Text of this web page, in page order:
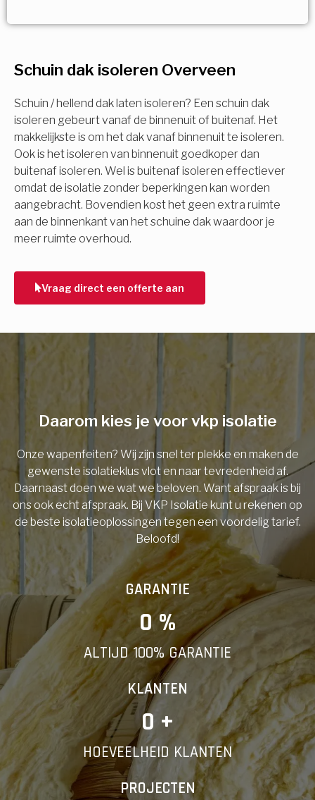
Schuin dak isoleren Overveen
Schuin / hellend dak laten isoleren? Een schuin dak
isoleren gebeurt vanaf de binnenuit of buitenaf. Het
makkelijkste is om het dak vanaf binnenuit te isoleren.
Ook is het isoleren van binnenuit goedkoper dan
buitenaf isoleren. Wel is buitenaf isoleren effectiever
omdat de isolatie zonder beperkingen kan worden
aangebracht. Bovendien kost het geen extra ruimte
aan de binnenkant van het schuine dak waardoor je
meer ruimte overhoud.
Vraag direct een offerte aan
Meerdere keuzes mogelijk
Isolatiemaatregel
Spouwisolatie
Vloerisolatie
Dakisolatie
Gevelisolatie
Vorige Volgende
subsidie!
Vul uw gegevens in en ontvang nu direct uw
berekening per mail.
Voornaam
Telefoonnummer
Vorige
Daarom kies je voor vkp isolatie
Onze wapenfeiten? Wij zijn snel ter plekke en maken de
gewenste isolatieklus vlot en naar tevredenheid af.
Daarnaast doen we wat we beloven. Want afspraak is bij
ons ook echt afspraak. Bij VKP Isolatie kunt u rekenen op
de beste isolatieoplossingen tegen een voordelig tarief.
Beloofd!
GARANTIE
0 %
ALTIJD 100% GARANTIE
KLANTEN
0 +
HOEVEELHEID KLANTEN
PROJECTEN